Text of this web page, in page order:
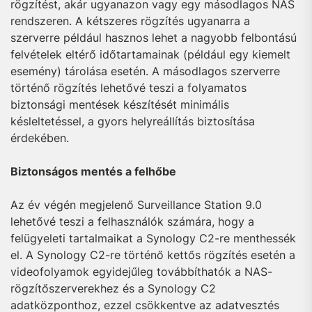
rögzítést, akár ugyanazon vagy egy másodlagos NAS
rendszeren. A kétszeres rögzítés ugyanarra a
szerverre például hasznos lehet a nagyobb felbontású
felvételek eltérő időtartamainak (például egy kiemelt
esemény) tárolása esetén. A másodlagos szerverre
történő rögzítés lehetővé teszi a folyamatos
biztonsági mentések készítését minimális
késleltetéssel, a gyors helyreállítás biztosítása
érdekében.
Biztonságos mentés a felhőbe
Az év végén megjelenő Surveillance Station 9.0
lehetővé teszi a felhasználók számára, hogy a
felügyeleti tartalmaikat a Synology C2-re menthessék
el. A Synology C2-re történő kettős rögzítés esetén a
videofolyamok egyidejűleg továbbíthatók a NAS-
rögzítőszerverekhez és a Synology C2
adatközponthoz, ezzel csökkentve az adatvesztés